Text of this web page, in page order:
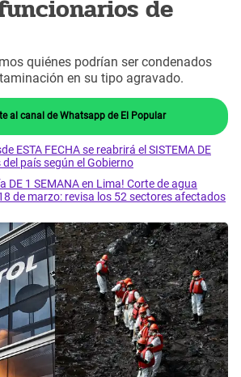
de
quiénes podrían ser condenados
en su tipo agravado.
al canal de Whatsapp de El Popular
ESTA FECHA se reabrirá el SISTEMA DE
país según el Gobierno
DE 1 SEMANA en Lima! Corte de agua
de marzo: revisa los 52 sectores afectados